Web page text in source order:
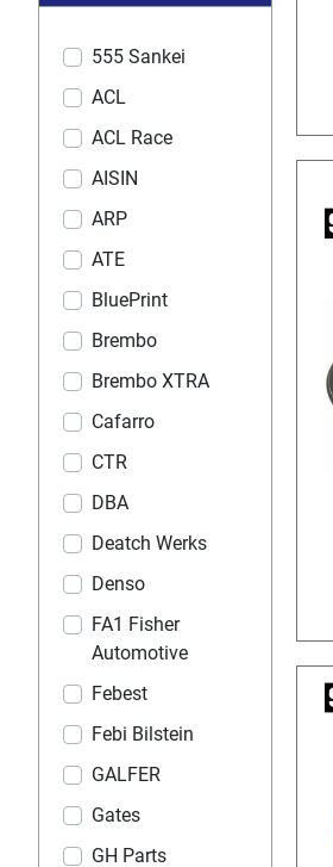
555 Sankei
ACL
ACL Race
AISIN
ARP
ATE
BluePrint
Brembo
Brembo XTRA
Cafarro
CTR
DBA
Deatch Werks
Denso
FA1 Fisher
Automotive
Febest
Febi Bilstein
GALFER
Gates
GH Parts